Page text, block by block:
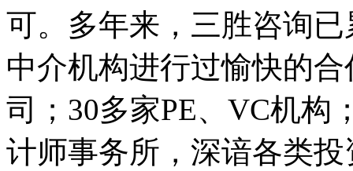
可。多年来，三胜咨询
中介机构进行过愉快的合
司；30多家PE、VC机构
计师事务所，深谙各类